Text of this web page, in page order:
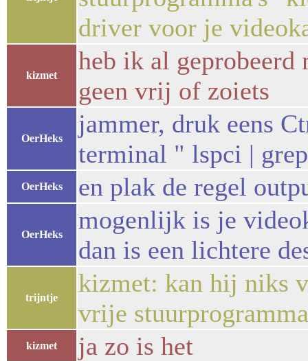
driver voor je
kizmet
heb ik al
geen vrij of zoiets
OerHeks
jammer, druk eens
terminal " lspci |
OerHeks en plak de regel
OerHeks
mogenlijk is je
dan is een lichtere
trijntje
kizmet: kan hij niks
vrije
kizmet ja zo is het